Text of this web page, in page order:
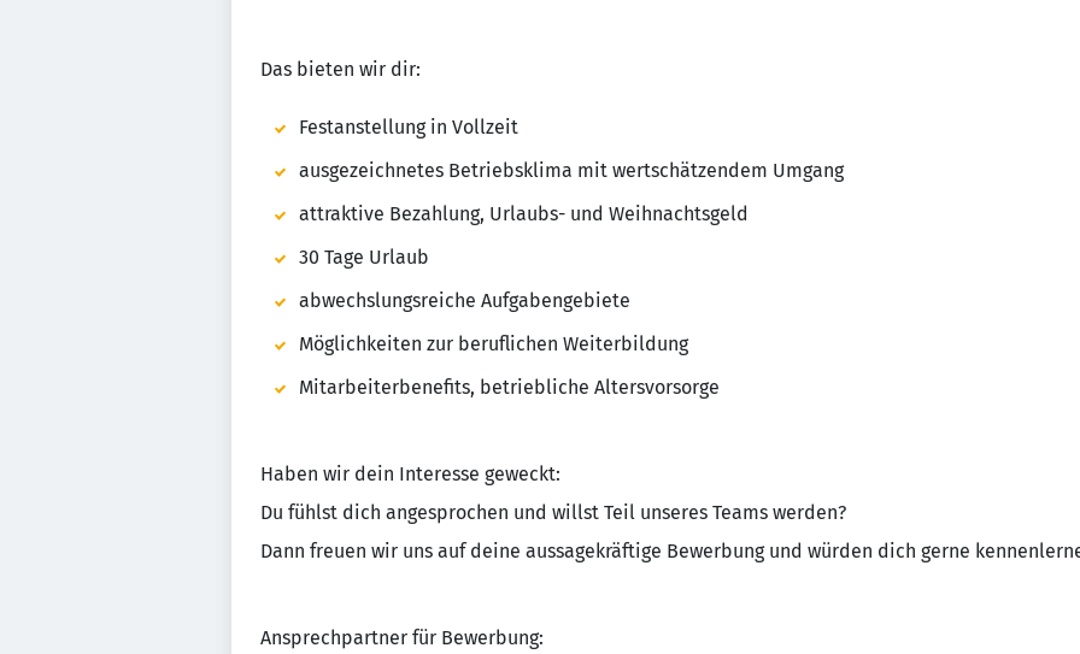
Das bieten wir dir:
Festanstellung in Vollzeit
ausgezeichnetes Betriebsklima mit wertschätzendem Umgang
attraktive Bezahlung, Urlaubs- und Weihnachtsgeld
30 Tage Urlaub
abwechslungsreiche Aufgabengebiete
Möglichkeiten zur beruflichen Weiterbildung
Mitarbeiterbenefits, betriebliche Altersvorsorge
Haben wir dein Interesse geweckt:
Du fühlst dich angesprochen und willst Teil unseres Teams werden?
Dann freuen wir uns auf deine aussagekräftige Bewerbung und würden dich gerne
Ansprechpartner für Bewerbung: